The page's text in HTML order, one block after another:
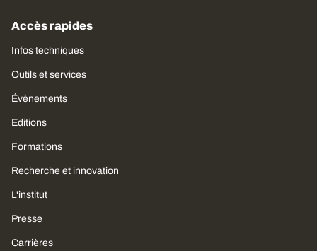
Accès rapides
Infos techniques
Outils et services
Évènements
Editions
Formations
Recherche et innovation
L'institut
Presse
Carrières